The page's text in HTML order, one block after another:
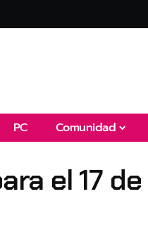
PC Comunidad
el 17